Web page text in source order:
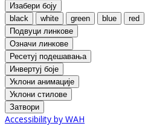
Изабери боју
black
white green blue red
Подвуци линкове
Означи линкове
Ресетуј подешавања
Инвертуј боје
Уклони анимације
Уклони стилове
Затвори
Accessibility by WAH